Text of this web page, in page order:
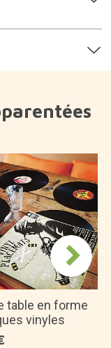
table en forme
vinyles